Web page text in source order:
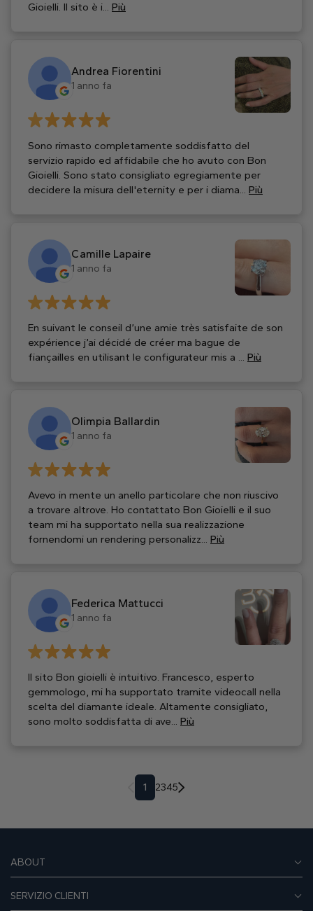
Gioielli. Il sito è i... Più
Andrea Fiorentini
1 anno fa
Sono rimasto completamente soddisfatto del
servizio rapido ed affidabile che ho avuto con Bon
Gioielli. Sono stato consigliato egregiamente per
decidere la misura dell'eternity e per i diama... Più
Camille Lapaire
1 anno fa
En suivant le conseil d’une amie très satisfaite de son
expérience j’ai décidé de créer ma bague de
fiançailles en utilisant le configurateur mis a ... Più
Olimpia Ballardin
1 anno fa
Avevo in mente un anello particolare che non riuscivo
a trovare altrove. Ho contattato Bon Gioielli e il suo
team mi ha supportato nella sua realizzazione
fornendomi un rendering personalizz... Più
Federica Mattucci
1 anno fa
Il sito Bon gioielli è intuitivo. Francesco, esperto
gemmologo, mi ha supportato tramite videocall nella
scelta del diamante ideale. Altamente consigliato,
sono molto soddisfatta di ave... Più
1 2345
ABOUT
SERVIZIO CLIENTI